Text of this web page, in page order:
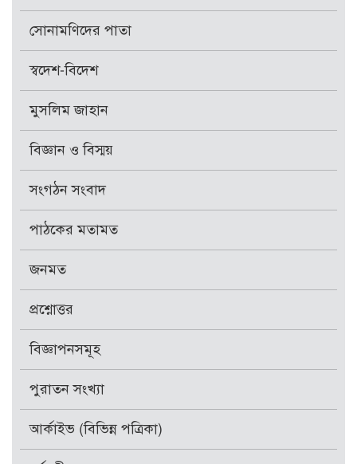
সোনামণিদের পাতা
স্বদেশ-বিদেশ
মুসলিম জাহান
বিজ্ঞান ও বিস্ময়
সংগঠন সংবাদ
পাঠকের মতামত
জনমত
প্রশ্নোত্তর
বিজ্ঞাপনসমূহ
পুরাতন সংখ্যা
আর্কাইভ (বিভিন্ন পত্রিকা)